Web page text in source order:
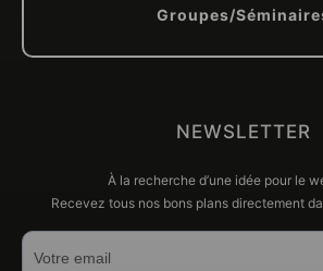
Groupes/
NEWSLETTER
À la recherche d’une idée pour le
Recevez tous nos bons plans directement